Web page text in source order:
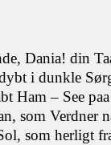
Dania! din
i dunkle
Ham – See
som Verdner
som herligt